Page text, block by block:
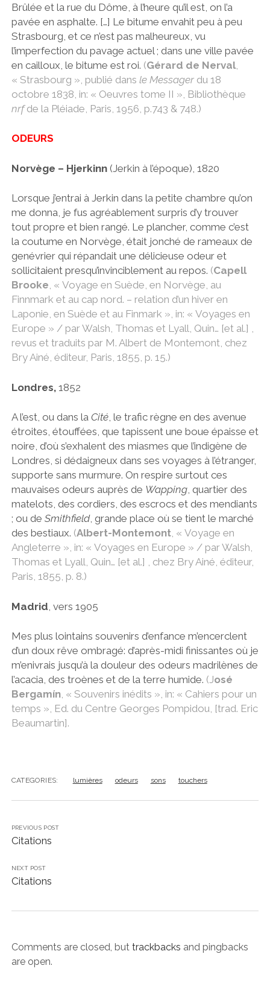
Brûlée et la rue du Dôme, à l’heure qu’il est, on l’a
pavée en asphalte. […] Le bitume envahit peu à peu
Strasbourg, et ce n’est pas malheureux, vu
l’imperfection du pavage actuel ; dans une ville pavée
en cailloux, le bitume est roi. (Gérard de Nerval,
« Strasbourg », publié dans le Messagerdu 18
octobre 1838, in: « Oeuvres tome II », Bibliothèque
nrfde la Pléiade, Paris, 1956, p.743 & 748.)
ODEURS
Norvège – Hjerkinn(Jerkin à l’époque), 1820
Lorsque j’entrai à Jerkin dans la petite chambre qu’on
me donna, je fus agréablement surpris d’y trouver
tout propre et bien rangé. Le plancher, comme c’est
la coutume en Norvège, était jonché de rameaux de
genévrier qui répandait une délicieuse odeur et
sollicitaient presqu’invinciblement au repos. (Capell
Brooke, « Voyage en Suède, en Norvège, au
Finnmark et au cap nord. – relation d’un hiver en
Laponie, en Suède et au Finmark », in: « Voyages en
Europe » / par Walsh, Thomas et Lyall, Quin… [et al.] ,
revus et traduits par M. Albert de Montemont, chez
Bry Ainé, éditeur, Paris, 1855, p. 15.)
Londres,1852
A l’est, ou dans la Cité, le trafic règne en des avenue
étroites, étouffées, que tapissent une boue épaisse et
noire, d’où s’exhalent des miasmes que l’indigène de
Londres, si dédaigneux dans ses voyages à l’étranger,
supporte sans murmure. On respire surtout ces
mauvaises odeurs auprès de Wapping, quartier des
matelots, des cordiers, des escrocs et des mendiants
; ou de Smithfield, grande place où se tient le marché
des bestiaux. (Albert-Montemont, « Voyage en
Angleterre », in: « Voyages en Europe » / par Walsh,
Thomas et Lyall, Quin… [et al.] , chez Bry Ainé, éditeur,
Paris, 1855, p. 8.)
Madrid , vers 1905
Mes plus lointains souvenirs d’enfance m’encerclent
d’un doux rêve ombragé: d’après-midi finissantes où je
m’enivrais jusqu’à la douleur des odeurs madrilènes de
l’acacia, des troènes et de la terre humide. (José
Bergamín, « Souvenirs inédits », in: « Cahiers pour un
temps », Ed. du Centre Georges Pompidou, [trad. Eric
Beaumartin].
CATEGORIES: lumières odeurs sons touchers
PREVIOUS POST
Citations
NEXT POST
Citations
Comments are closed, but trackbacks and pingbacks
are open.